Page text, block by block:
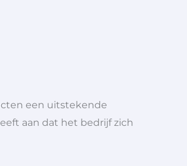
een uitstekende
aan dat het bedrijf zich